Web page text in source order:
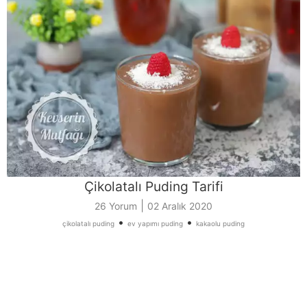
Çikolatalı Puding Tarifi
26 Yorum 02 Aralık 2020
çikolatalı puding • ev yapımı puding • kakaolu puding